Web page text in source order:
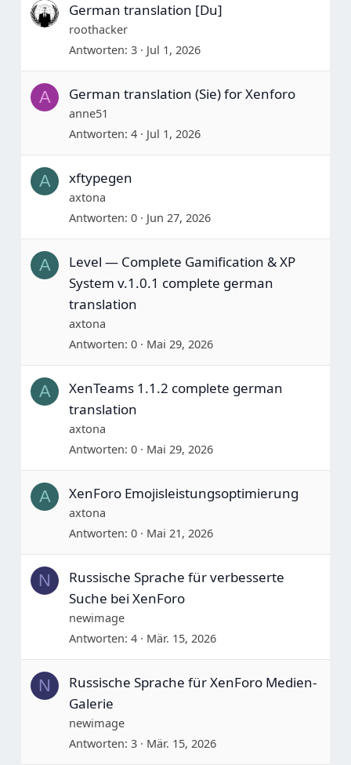
German translation [Du]
roothacker
Antworten 3 Jul 1, 2026
A German translation (Sie) for Xenforo
anne51
Antworten 4 Jul 1, 2026
A xftypegen
axtona
Antworten 0 Jun 27, 2026
A
Level — Complete Gamification & XP
System v.1.0.1 complete german
translation
axtona
Antworten 0 Mai 29, 2026
A
XenTeams 1.1.2 complete german
translation
axtona
Antworten 0 Mai 29, 2026
A XenForo Emojisleistungsoptimierung
axtona
Antworten 0 Mai 21, 2026
N
Russische Sprache für verbesserte
Suche bei XenForo
newimage
Antworten 4 Mär. 15, 2026
N
Russische Sprache für XenForo Medien-
Galerie
newimage
Antworten 3 Mär. 15, 2026